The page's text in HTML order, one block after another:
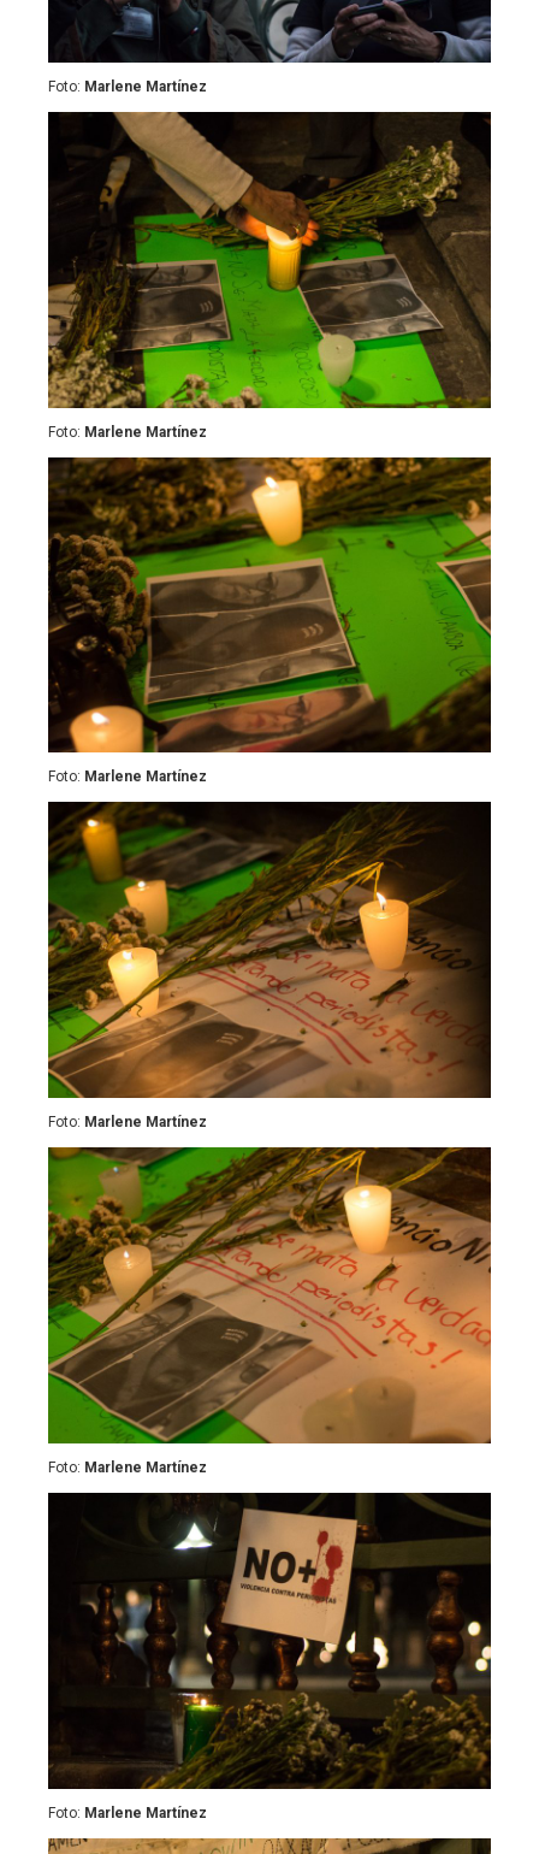
Foto: Marlene Martínez
Foto: Marlene Martínez
Foto: Marlene Martínez
Foto: Marlene Martínez
Foto: Marlene Martínez
Foto: Marlene Martínez